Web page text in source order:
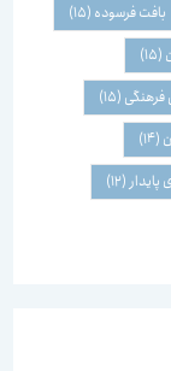
فرسوده(15)
(15)
(12)